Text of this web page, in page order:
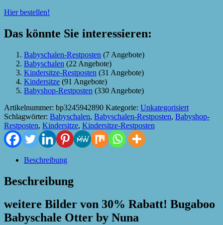
Hier bestellen!
Das könnte Sie interessieren:
Babyschalen-Restposten (7 Angebote)
Babyschalen (22 Angebote)
Kindersitze-Restposten (31 Angebote)
Kindersitze (91 Angebote)
Babyshop-Restposten (330 Angebote)
Artikelnummer: bp3245942890 Kategorie: Unkategorisiert
Schlagwörter: Babyschalen, Babyschalen-Restposten, Babyshop-
Restposten, Kindersitze, Kindersitze-Restposten
Beschreibung
Beschreibung
weitere Bilder von 30% Rabatt! Bugaboo
Babyschale Otter by Nuna